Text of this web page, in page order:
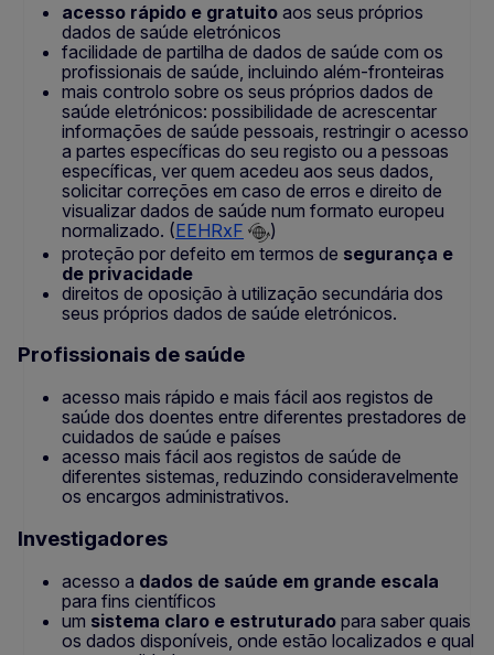
acesso rápido e gratuito aos seus próprios
dados de saúde eletrónicos
facilidade de partilha de dados de saúde com os
profissionais de saúde, incluindo além-fronteiras
mais controlo sobre os seus próprios dados de
saúde eletrónicos: possibilidade de acrescentar
informações de saúde pessoais, restringir o acesso
a partes específicas do seu registo ou a pessoas
específicas, ver quem acedeu aos seus dados,
solicitar correções em caso de erros e direito de
visualizar dados de saúde num formato europeu
normalizado. (EEHRxF
)
proteção por defeito em termos de segurança e
de privacidade
direitos de oposição à utilização secundária dos
seus próprios dados de saúde eletrónicos.
Profissionais de saúde
acesso mais rápido e mais fácil aos registos de
saúde dos doentes entre diferentes prestadores de
cuidados de saúde e países
acesso mais fácil aos registos de saúde de
diferentes sistemas, reduzindo consideravelmente
os encargos administrativos.
Investigadores
acesso a dados de saúde em grande escala
para fins científicos
um sistema claro e estruturado para saber quais
os dados disponíveis, onde estão localizados e qual